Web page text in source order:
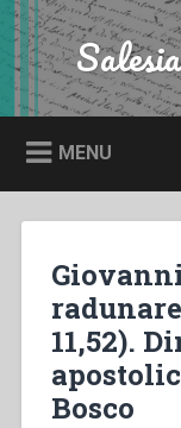
Skip
to
content
Search
MENU
11,52).
Bosco